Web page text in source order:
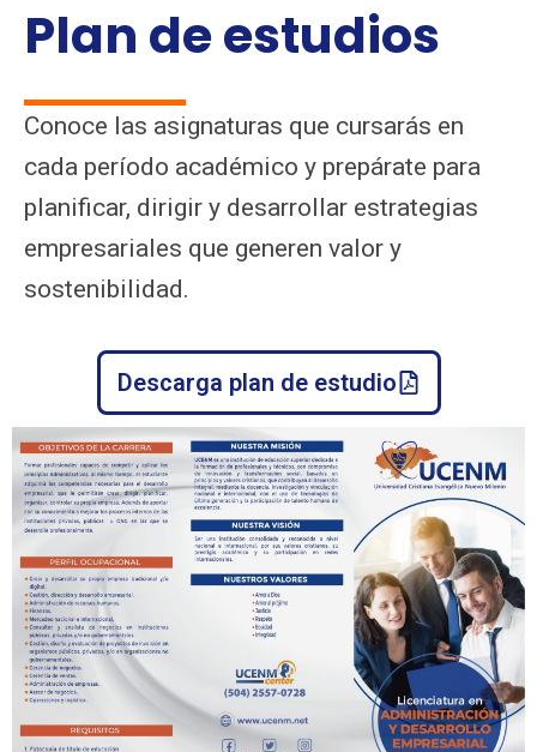
Plan de estudios
Conoce las asignaturas que cursarás en
cada período académico y prepárate para
planificar, dirigir y desarrollar estrategias
empresariales que generen valor y
sostenibilidad.
Descarga plan de estudio